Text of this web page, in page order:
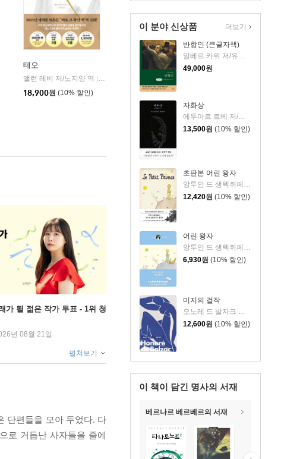
이 분야 신상품
반항인 (큰글자책)
알베르 카뮈 저/유기환 역
49,000원
자화상
13,500원 (10% 할인)
초판본 어린 왕자
앙투안 드 생텍쥐페리 저/김미정 역
12,420원 (10% 할인)
어린 왕자
앙투안 드 생텍쥐페리 저/김미정 역
6,930원 (10% 할인)
미지의 걸작
12,600원 (10% 할인)
더보기
이 책이 담긴 명사의 서재
베르나르 베르베르의 서재
테오
앨런 레비 저/노지양 역
오팬하우스
18,900원 (10% 할인)
가 될 젊은 작가 투표 - 1위 청
년 08월 21일
펼쳐보기
단편들을 모아 두었다. 다
로 거듭난 사자들을 줄에